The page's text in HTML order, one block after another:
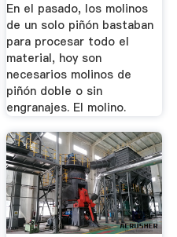
En el pasado, los molinos
de un solo piñón bastaban
para procesar todo el
material, hoy son
necesarios molinos de
piñón doble o sin
engranajes. El molino.